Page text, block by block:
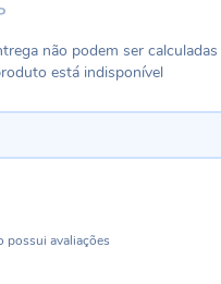
possui avaliações
não podem ser
está indisponível